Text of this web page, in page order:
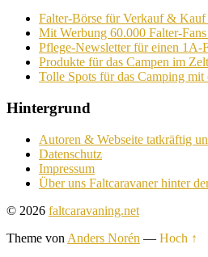
Falter-Börse für Verkauf & Kauf
Mit Werbung 60.000 Falter-Fans
Pflege-Newsletter für einen 1A-
Produkte für das Campen im
Tolle Spots für das Camping mit
Hintergrund
Autoren & Webseite tatkräftig
Datenschutz
Impressum
Über uns Faltcaravaner hinter
© 2026 faltcaravaning.net
Theme von Anders Norén — Hoch ↑